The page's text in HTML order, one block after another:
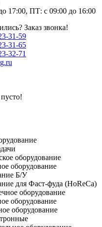
17:00, ПТ: с 09:00 до 16:00
Заказ звонка!
31-59
31-65
32-71
оборудование
оборудование
Б/У
для Фаст-фуда (HoReCa)
оборудование
оборудование
оборудование